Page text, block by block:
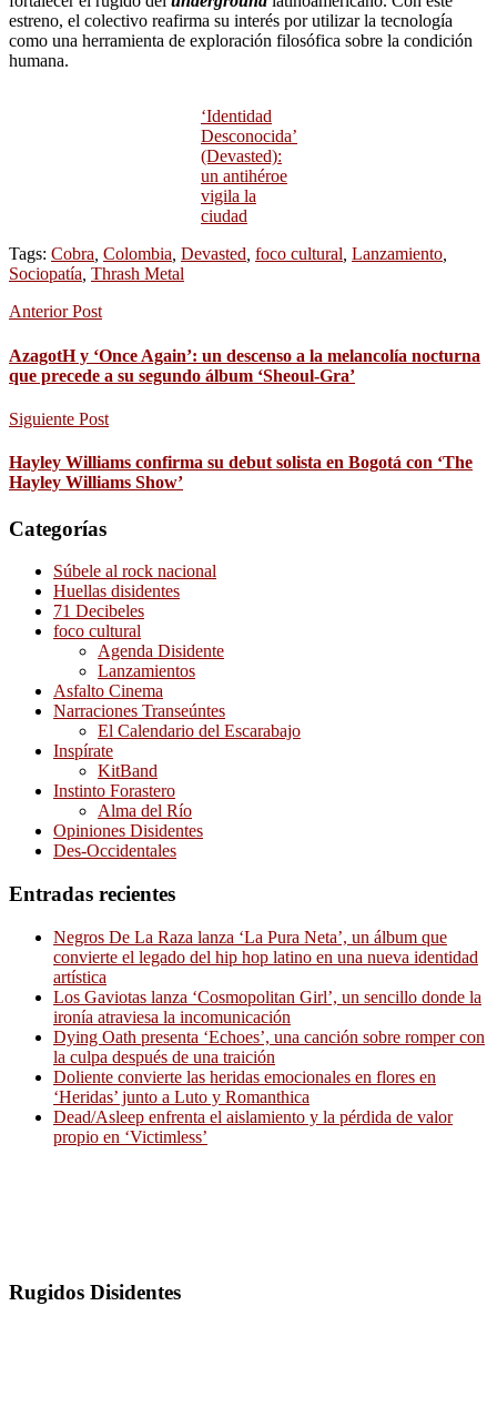
estreno, el colectivo reafirma su interés por utilizar la tecnología
como una herramienta de exploración filosófica sobre la condición
humana.
‘Identidad
Desconocida’
(Devasted):
un antihéroe
vigila la
ciudad
Tags: Cobra, Colombia, Devasted, foco cultural, Lanzamiento,
Sociopatía, Thrash Metal
Anterior Post
AzagotH y ‘Once Again’: un descenso a la melancolía nocturna
que precede a su segundo álbum ‘Sheoul-Gra’
Siguiente Post
Hayley Williams confirma su debut solista en Bogotá con ‘The
Hayley Williams Show’
Categorías
Súbele al rock nacional
Huellas disidentes
71 Decibeles
foco cultural
Agenda Disidente
Lanzamientos
Asfalto Cinema
Narraciones Transeúntes
El Calendario del Escarabajo
Inspírate
KitBand
Instinto Forastero
Alma del Río
Opiniones Disidentes
Des-Occidentales
Entradas recientes
Negros De La Raza lanza ‘La Pura Neta’, un álbum que
convierte el legado del hip hop latino en una nueva identidad
artística
Los Gaviotas lanza ‘Cosmopolitan Girl’, un sencillo donde la
ironía atraviesa la incomunicación
Dying Oath presenta ‘Echoes’, una canción sobre romper con
la culpa después de una traición
Doliente convierte las heridas emocionales en flores en
‘Heridas’ junto a Luto y Romanthica
Dead/Asleep enfrenta el aislamiento y la pérdida de valor
propio en ‘Victimless’
Rugidos Disidentes